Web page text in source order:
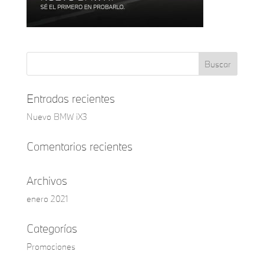
Entradas recientes
Nuevo BMW iX3
Comentarios recientes
Archivos
enero 2021
Categorías
Promociones